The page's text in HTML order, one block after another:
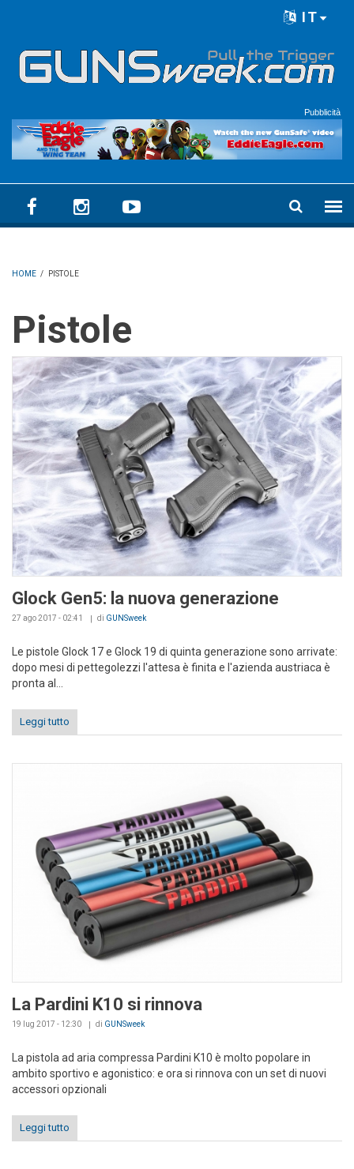
IT
Pubblicità
HOME / PISTOLE
Pistole
Glock Gen5: la nuova generazione
27 ago 2017 - 02:41 di GUNSweek
Le pistole Glock 17 e Glock 19 di quinta generazione sono arrivate:
dopo mesi di pettegolezzi l'attesa è finita e l'azienda austriaca è
pronta al...
Leggi tutto
La Pardini K10 si rinnova
19 lug 2017 - 12:30 di GUNSweek
La pistola ad aria compressa Pardini K10 è molto popolare in
ambito sportivo e agonistico: e ora si rinnova con un set di nuovi
accessori opzionali
Leggi tutto